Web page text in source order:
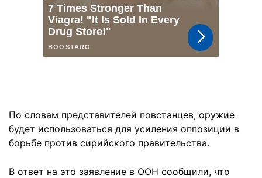
По словам представителей повстанцев, оружие
будет использоваться для усиления оппозиции в
борьбе против сирийского правительства.
В ответ на это заявление в ООН сообщили, что